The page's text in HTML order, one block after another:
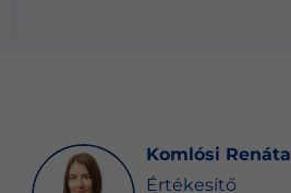
Komlósi Renáta
Értékesítő